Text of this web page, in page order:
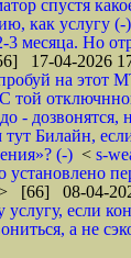
спустя
как услугу
3 месяца. Но
17-04-2026
на этот
той
- дозвонятся,
Билайн,
(-) < s-
установлено
[66] 08-04-
если
а не